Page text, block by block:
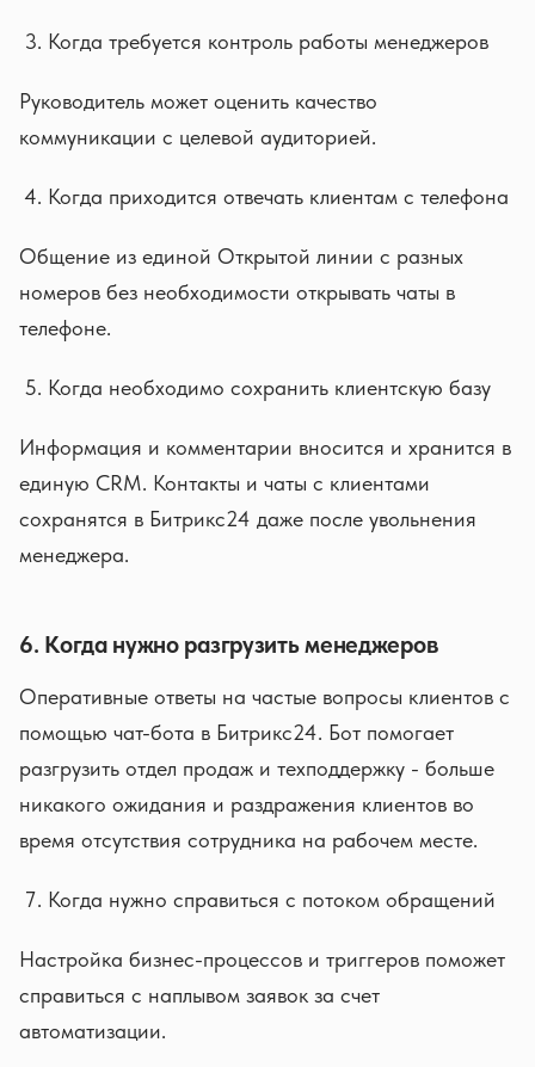
Когда требуется контроль работы менеджеров
Руководитель может оценить качество
коммуникации с целевой аудиторией.
Когда приходится отвечать клиентам с телефона
Общение из единой Открытой линии с разных
номеров без необходимости открывать чаты в
телефоне.
Когда необходимо сохранить клиентскую базу
Информация и комментарии вносится и хранится в
единую CRM. Контакты и чаты с клиентами
сохранятся в Битрикс24 даже после увольнения
менеджера.
6. Когда нужно разгрузить менеджеров
Оперативные ответы на частые вопросы клиентов с
помощью чат-бота в Битрикс24. Бот помогает
разгрузить отдел продаж и техподдержку - больше
никакого ожидания и раздражения клиентов во
время отсутствия сотрудника на рабочем месте.
Когда нужно справиться с потоком обращений
Настройка бизнес-процессов и триггеров поможет
справиться с наплывом заявок за счет
автоматизации.